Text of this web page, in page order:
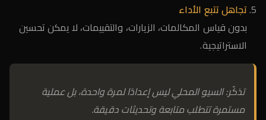
تجاهل تتبع الأداء
بدون قياس المكالمات، الزيارات، والتقييمات، لا يمكن تحسين
الاستراتيجية.
تذكّر: السيو المحلي ليس إعدادًا لمرة واحدة، بل عملية
مستمرة تتطلب متابعة وتحديثات دقيقة.